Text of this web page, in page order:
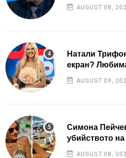
AUGUST 08,
Натали
екран?
AUGUST 09,
Симона
убийството
AUGUST 08,